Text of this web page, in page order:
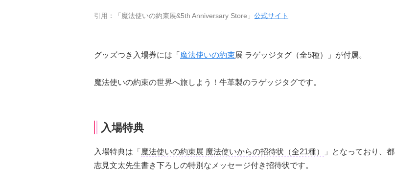
引用：「魔法使いの約束展&5th Anniversary Store」 公式サイト
グッズつき入場券には「 魔法使いの約束展 ラゲッジタグ（全5種）」が付属。
魔法使いの約束の世界へ旅しよう！牛革製のラゲッジタグです。
入場特典
入場特典は「 魔法使いの約束展 魔法使いからの招待状（全21種）
」となっており、都
志見文太先生書き下ろしの特別なメッセージ付き招待状です。